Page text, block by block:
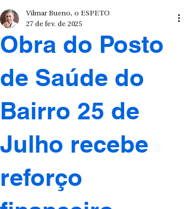
Obra do Posto
de Saúde do
Bairro 25 de
Julho recebe
reforço
Vilmar Bueno, o ESPETO
27 de fev. de 2025